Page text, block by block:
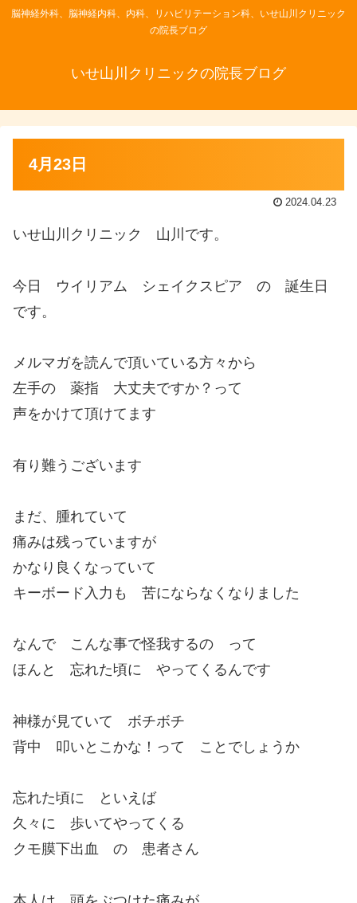
脳神経外科、脳神経内科、内科、リハビリテーション科、いせ山川クリニック
の院長ブログ
いせ山川クリニックの院長ブログ
4月23日
2024.04.23
いせ山川クリニック 山川です。
今日 ウイリアム シェイクスピア の 誕生日
です。
メルマガを読んで頂いている方々から
左手の 薬指 大丈夫ですか？って
声をかけて頂けてます
有り難うございます
まだ、腫れていて
痛みは残っていますが
かなり良くなっていて
キーボード入力も 苦にならなくなりました
なんで こんな事で怪我するの って
ほんと 忘れた頃に やってくるんです
神様が見ていて ボチボチ
背中 叩いとこかな！って ことでしょうか
忘れた頃に といえば
久々に 歩いてやってくる
クモ膜下出血 の 患者さん